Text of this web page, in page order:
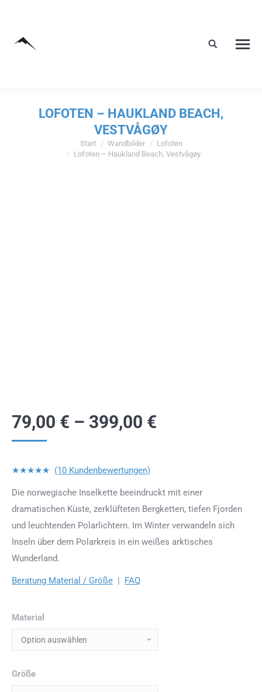
LOFOTEN – HAUKLAND BEACH,
VESTVÅGØY
Sie befinden sich hier:
Start Wandbilder
Lofoten
Lofoten – Haukland Beach, Vestvågøy
79,00 € – 399,00 €
★★★★★ (10 Kundenbewertungen)
Die norwegische Inselkette beeindruckt mit einer
dramatischen Küste, zerklüfteten Bergketten, tiefen Fjorden
und leuchtenden Polarlichtern. Im Winter verwandeln sich
Inseln über dem Polarkreis in ein weißes arktisches
Wunderland.
Beratung Material / Größe | FAQ
Material
Größe